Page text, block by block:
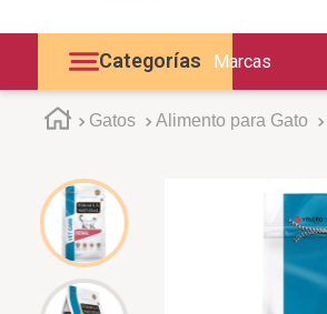
Categorías Marcas
Gatos Alimento para Gato